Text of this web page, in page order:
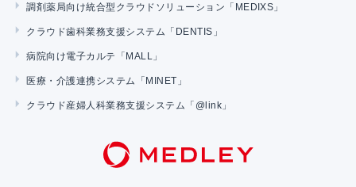
調剤薬局向け統合型クラウドソリューション「MEDIXS」
クラウド歯科業務支援システム「DENTIS」
病院向け電子カルテ「MALL」
医療・介護連携システム「MINET」
クラウド産婦人科業務支援システム「@link」